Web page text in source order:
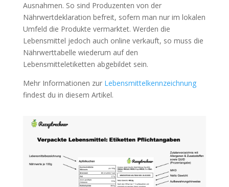
Ausnahmen. So sind Produzenten von der
Nährwertdeklaration befreit, sofern man nur im lokalen
Umfeld die Produkte vermarktet. Werden die
Lebensmittel jedoch auch online verkauft, so muss die
Nährwerttabelle wiederum auf den
Lebensmitteletiketten abgebildet sein.
Mehr Informationen zur Lebensmittelkennzeichnung
findest du in diesem Artikel.